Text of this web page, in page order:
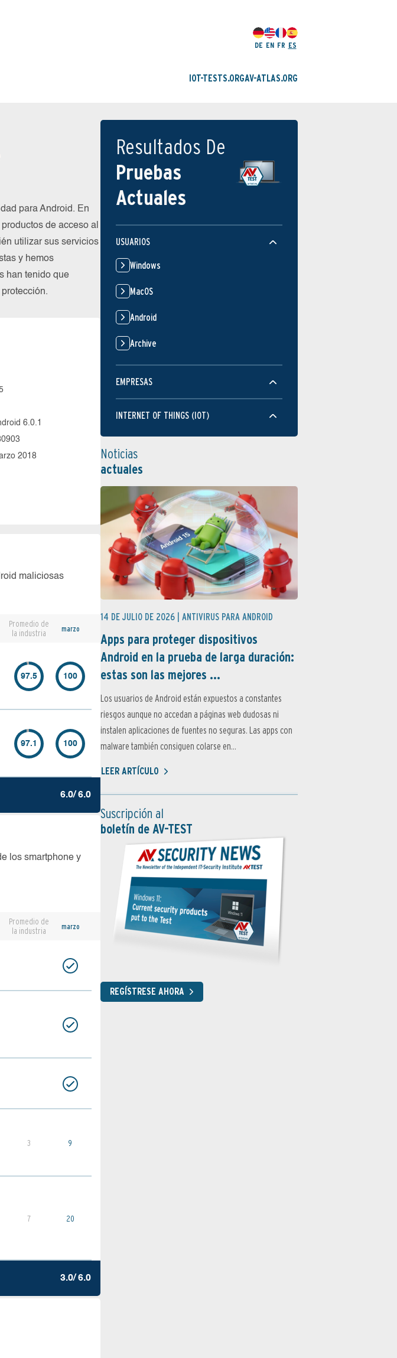
DE EN FR ES
IOT-TESTS.ORGAV-ATLAS.ORG
para Android. En
de acceso al
utilizar sus servicios
y hemos
han tenido que
6.0.1
2018
maliciosas
Promedio de
la industria
marzo
97.5 100
97.1 100
6.0/ 6.0
los smartphone y
Promedio de
la industria
marzo
3 9
7 20
3.0/ 6.0
Resultados De
Pruebas
Actuales
USUARIOS
Windows
MacOS
Android
Archive
EMPRESAS
INTERNET OF THINGS (IOT)
Noticias
actuales
14 DE JULIO DE 2026 | ANTIVIRUS PARA ANDROID
Apps para proteger dispositivos
Android en la prueba de larga duración:
estas son las mejores ...
Los usuarios de Android están expuestos a constantes
riesgos aunque no accedan a páginas web dudosas ni
instalen aplicaciones de fuentes no seguras. Las apps con
malware también consiguen colarse en...
LEER ARTÍCULO
Suscripción al
boletín de AV-TEST
REGÍSTRESE AHORA